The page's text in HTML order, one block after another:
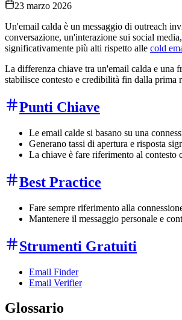
23 marzo 2026
Un'email calda è un messaggio di outreach
conversazione, un'interazione sui social
significativamente più alti rispetto alle cold
La differenza chiave tra un'email calda e una
stabilisce contesto e credibilità fin dalla prima
Punti Chiave
Le email calde si basano su una
Generano tassi di apertura e risposta
La chiave è fare riferimento al
Best Practice
Fare sempre riferimento alla
Mantenere il messaggio personale e
Strumenti Gratuiti
Email Finder
Email Verifier
Glossario